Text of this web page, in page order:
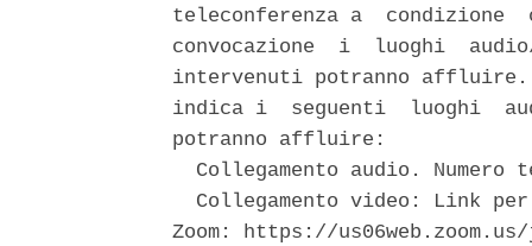
teleconferenza a
convocazione  i  luoghi
intervenuti potranno
indica i  seguenti  luoghi
potranno affluire:
Collegamento audio. Numero
Collegamento video: Link
Zoom: https://